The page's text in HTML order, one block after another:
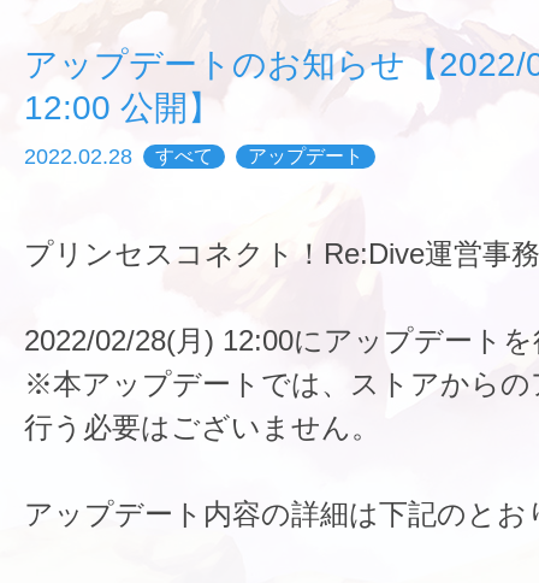
アップデートのお知らせ【2022/
12:00 公開】
2022.02.28 すべて アップデート
プリンセスコネクト！Re:Dive運営事
2022/02/28(月) 12:00にアップデート
※本アップデートでは、ストアからの
行う必要はございません。
アップデート内容の詳細は下記のとお